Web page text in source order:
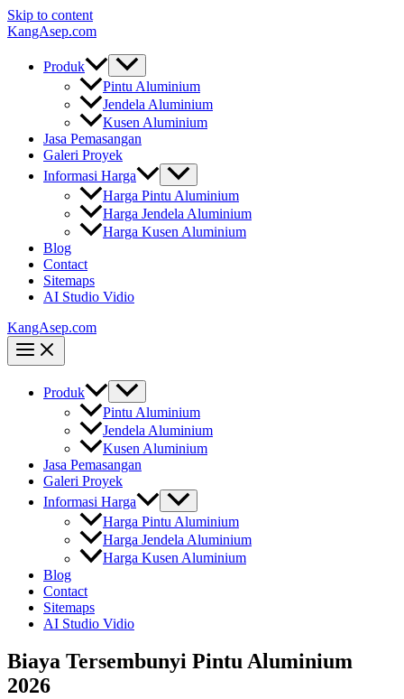
Skip to content
KangAsep.com
Produk
Pintu Aluminium
Jendela Aluminium
Kusen Aluminium
Jasa Pemasangan
Galeri Proyek
Informasi Harga
Harga Pintu Aluminium
Harga Jendela Aluminium
Harga Kusen Aluminium
Blog
Contact
Sitemaps
AI Studio Vidio
KangAsep.com
Produk
Pintu Aluminium
Jendela Aluminium
Kusen Aluminium
Jasa Pemasangan
Galeri Proyek
Informasi Harga
Harga Pintu Aluminium
Harga Jendela Aluminium
Harga Kusen Aluminium
Blog
Contact
Sitemaps
AI Studio Vidio
Biaya Tersembunyi Pintu Aluminium
2026